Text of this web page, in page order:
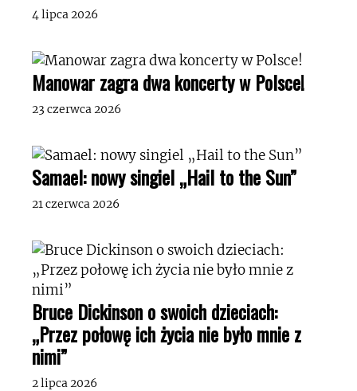
4 lipca 2026
Manowar zagra dwa koncerty w Polsce!
23 czerwca 2026
Samael: nowy singiel „Hail to the Sun”
21 czerwca 2026
Bruce Dickinson o swoich dzieciach:
„Przez połowę ich życia nie było mnie z
nimi”
2 lipca 2026